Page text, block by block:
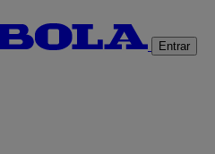
Entrar